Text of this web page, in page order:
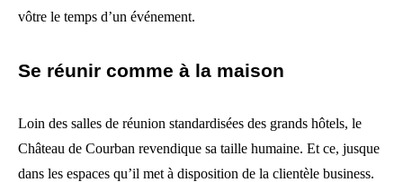
vôtre le temps d’un événement.
Se réunir comme à la maison
Loin des salles de réunion standardisées des grands hôtels, le
Château de Courban revendique sa taille humaine. Et ce, jusque
dans les espaces qu’il met à disposition de la clientèle business.